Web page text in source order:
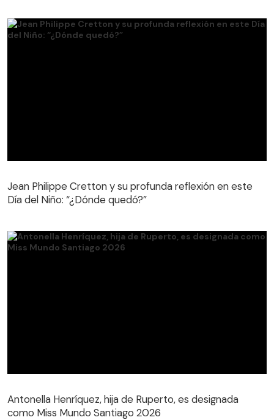
Jean Philippe Cretton y su profunda reflexión en este
Día del Niño: “¿Dónde quedó?”
Antonella Henríquez, hija de Ruperto, es designada
como Miss Mundo Santiago 2026